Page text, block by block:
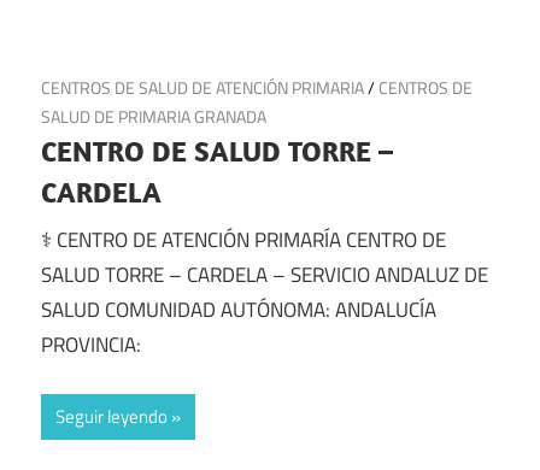
21 de julio de 2025
CENTROS DE SALUD DE ATENCIÓN PRIMARIA/CENTROS DE
SALUD DE PRIMARIA GRANADA
CENTRO DE SALUD TORRE –
CARDELA
⚕️ CENTRO DE ATENCIÓN PRIMARÍA CENTRO DE
SALUD TORRE – CARDELA – SERVICIO ANDALUZ DE
SALUD COMUNIDAD AUTÓNOMA: ANDALUCÍA
PROVINCIA:
Seguir leyendo